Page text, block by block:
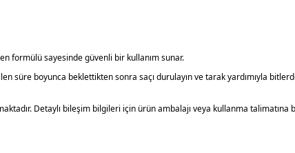
formülü sayesinde güvenli bir kullanım sunar.
boyunca beklettikten sonra saçı durulayın ve tarak yardımıyla
Detaylı bileşim bilgileri için ürün ambalajı veya kullanma talimatına